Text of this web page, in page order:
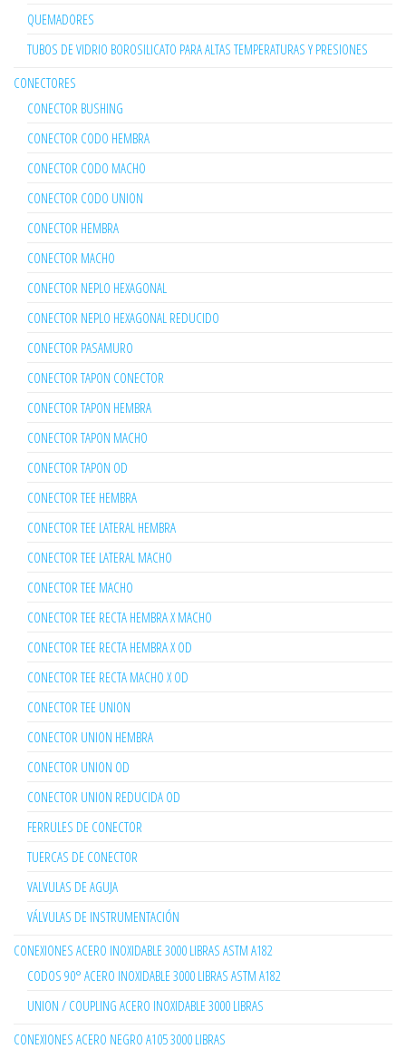
QUEMADORES
TUBOS DE VIDRIO BOROSILICATO PARA ALTAS TEMPERATURAS Y PRESIONES
CONECTORES
CONECTOR BUSHING
CONECTOR CODO HEMBRA
CONECTOR CODO MACHO
CONECTOR CODO UNION
CONECTOR HEMBRA
CONECTOR MACHO
CONECTOR NEPLO HEXAGONAL
CONECTOR NEPLO HEXAGONAL REDUCIDO
CONECTOR PASAMURO
CONECTOR TAPON CONECTOR
CONECTOR TAPON HEMBRA
CONECTOR TAPON MACHO
CONECTOR TAPON OD
CONECTOR TEE HEMBRA
CONECTOR TEE LATERAL HEMBRA
CONECTOR TEE LATERAL MACHO
CONECTOR TEE MACHO
CONECTOR TEE RECTA HEMBRA X MACHO
CONECTOR TEE RECTA HEMBRA X OD
CONECTOR TEE RECTA MACHO X OD
CONECTOR TEE UNION
CONECTOR UNION HEMBRA
CONECTOR UNION OD
CONECTOR UNION REDUCIDA OD
FERRULES DE CONECTOR
TUERCAS DE CONECTOR
VALVULAS DE AGUJA
VÁLVULAS DE INSTRUMENTACIÓN
CONEXIONES ACERO INOXIDABLE 3000 LIBRAS ASTM A182
CODOS 90° ACERO INOXIDABLE 3000 LIBRAS ASTM A182
UNION / COUPLING ACERO INOXIDABLE 3000 LIBRAS
CONEXIONES ACERO NEGRO A105 3000 LIBRAS